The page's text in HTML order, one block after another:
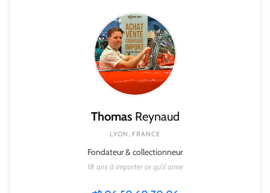
ThomasReynaud
LYON, FRANCE
Fondateur & collectionneur
18 ans à importer ce qu'il aime